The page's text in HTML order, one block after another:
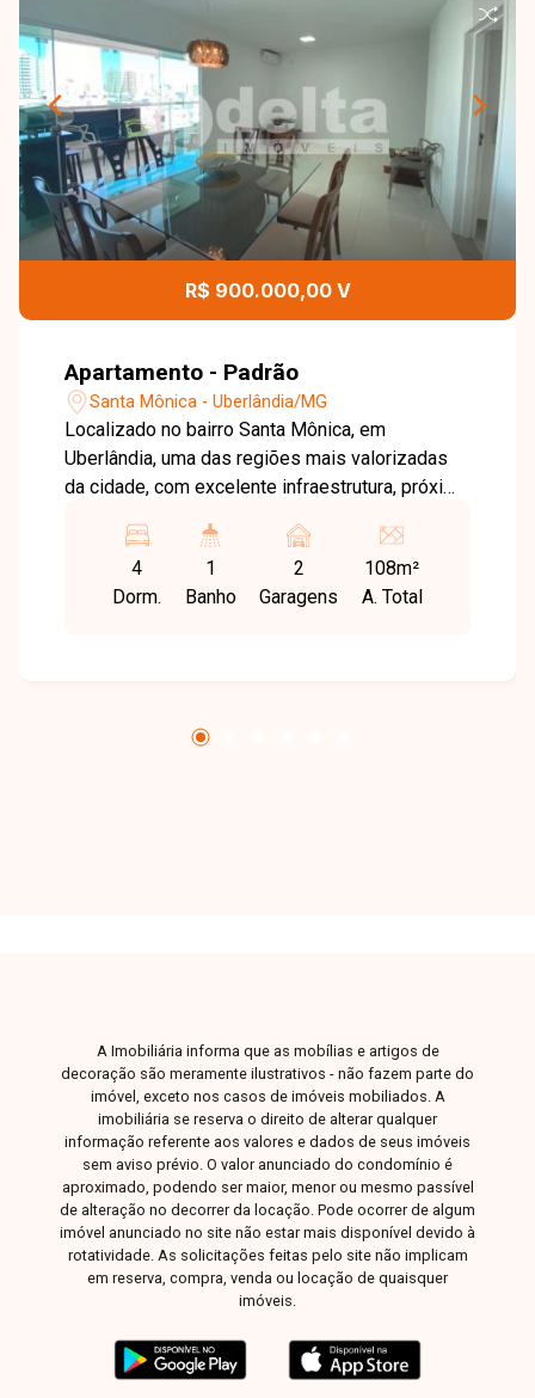
R$ 900.000,00 V
Apartamento - Padrão
Santa Mônica - Uberlândia/MG
Localizado no bairro Santa Mônica, em
Uberlândia, uma das regiões mais valorizadas
da cidade, com excelente infraestrutura, próximo
com fácil acesso às principais vias,
proporcionando praticidade e qualidade de vida.
O imóvel possui aproximadamente 108m², com
gourmet, área verde, parquinho, salão de festas
4
Dorm.
1
Banho
2
Garagens
108m²
A. Total
A Imobiliária informa que as mobílias e artigos de
decoração são meramente ilustrativos - não fazem parte do
imóvel, exceto nos casos de imóveis mobiliados. A
imobiliária se reserva o direito de alterar qualquer
informação referente aos valores e dados de seus imóveis
sem aviso prévio. O valor anunciado do condomínio é
aproximado, podendo ser maior, menor ou mesmo passível
de alteração no decorrer da locação. Pode ocorrer de algum
imóvel anunciado no site não estar mais disponível devido à
rotatividade. As solicitações feitas pelo site não implicam
em reserva, compra, venda ou locação de quaisquer
imóveis.